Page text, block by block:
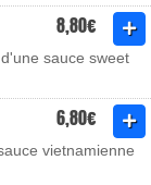
8,80€
sauce sweet
6,80€
vietnamienne